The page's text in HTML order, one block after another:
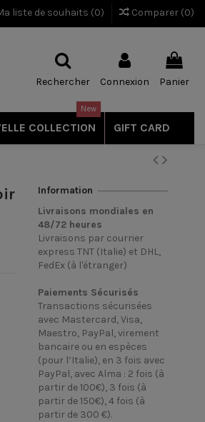
liste de souhaits (0) Comparer (0)
Rechercher Connexion Panier
COLLECTION
New
GIFT CARD
Information
Livraisons mondiales en
48/72 heures
Livraisons par courrier
express TNT (Italie) et DHL,
FedEx (à l'étranger)
Paiements Sécurisés
Transactions sécurisées
avec Mastercard, Visa,
Maestro, PayPal, virement
bancaire ou en espèces
(pour l’Italie), en 3 fois avec
PayPal, avec Alma : 2 fois (à
partir de 100€), 3 fois (à
partir de 150€), 4 fois (à
partir de 300 €).